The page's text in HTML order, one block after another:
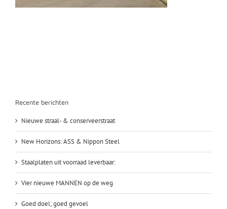
Recente berichten
Nieuwe straal- & conserveerstraat
New Horizons: ASS & Nippon Steel
Staalplaten uit voorraad leverbaar:
Vier nieuwe MANNEN op de weg
Goed doel; goed gevoel